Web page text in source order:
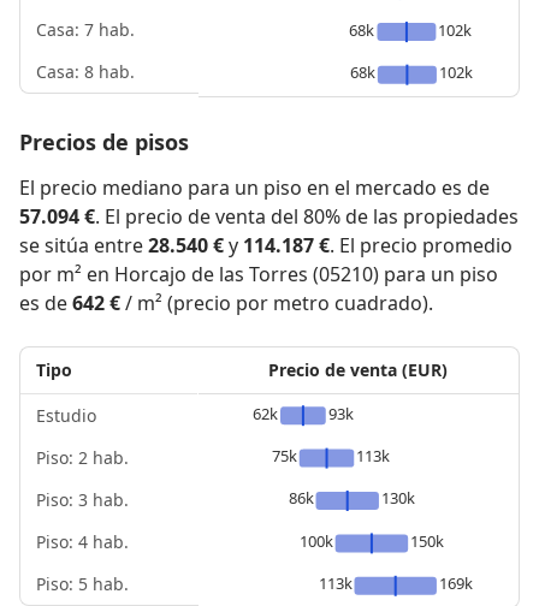
Casa: 7 hab.
Casa: 8 hab.
68k
102k
68k
102k
Precios de pisos
El precio mediano para un piso en el mercado es de
57.094 €. El precio de venta del 80% de las propiedades
se sitúa entre28.540 €y 114.187 €. El precio promedio
por m² en Horcajo de las Torres (05210) para un piso
es de642 €/ m² (precio por metro cuadrado).
Tipo
Estudio
Piso: 2 hab.
Piso: 3 hab.
Piso: 4 hab.
Piso: 5 hab.
Precio de venta (EUR)
62k
93k
75k
113k
86k
130k
100k
150k
113k
169k